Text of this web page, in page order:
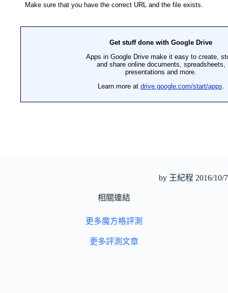
by 王紀程 2016/10/7
相關連結
更多魔方格評測
更多評測文章